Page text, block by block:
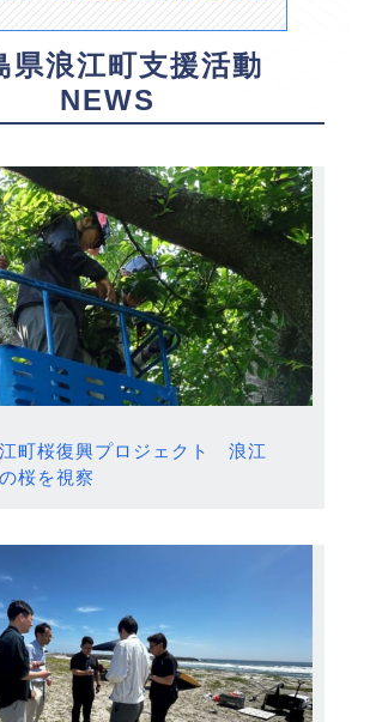
県浪江町支援活動
NEWS
町桜復興プロジェクト 浪江
桜を視察